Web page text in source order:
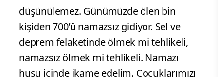
düşünülemez. Günümüzde ölen bin
kişiden 700’ü namazsız gidiyor. Sel ve
deprem felaketinde ölmek mi tehlikeli,
namazsız ölmek mi tehlikeli. Namazı
huşu içinde ikame edelim. Çocuklarımızı